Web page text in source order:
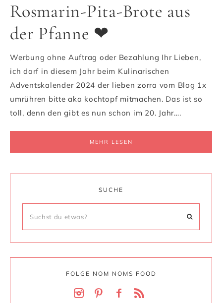
Rosmarin-Pita-Brote aus
der Pfanne ❤
Werbung ohne Auftrag oder Bezahlung Ihr Lieben,
ich darf in diesem Jahr beim Kulinarischen
Adventskalender 2024 der lieben zorra vom Blog 1x
umrühren bitte aka kochtopf mitmachen. Das ist so
toll, denn den gibt es nun schon im 20. Jahr….
MEHR LESEN
SUCHE
FOLGE NOM NOMS FOOD